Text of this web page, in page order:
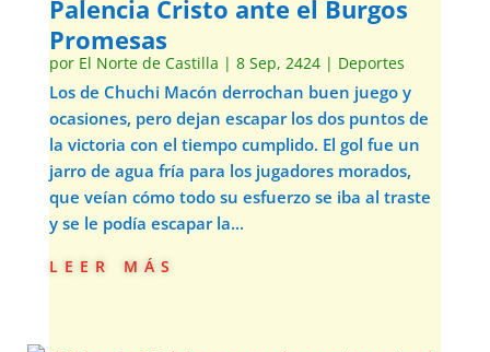
Palencia Cristo ante el Burgos
Promesas
por El Norte de Castilla | 8 Sep, 2424| Deportes
Los de Chuchi Macón derrochan buen juego y
ocasiones, pero dejan escapar los dos puntos de
la victoria con el tiempo cumplido. El gol fue un
jarro de agua fría para los jugadores morados,
que veían cómo todo su esfuerzo se iba al traste
y se le podía escapar la...
leer más